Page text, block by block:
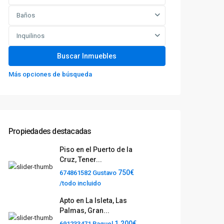
Baños
Inquilinos
Más opciones de búsqueda
Propiedades destacadas
Piso en el Puerto de la
Cruz, Tener...
674861582 Gustavo 750€
/todo incluido
Apto en La Isleta, Las
Palmas, Gran...